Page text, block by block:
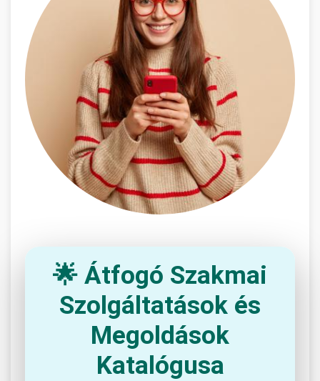
🌟 Átfogó Szakmai
Szolgáltatások és
Megoldások
Katalógusa